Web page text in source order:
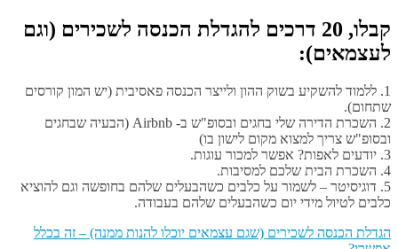
קבלו, 20 דרכים להגדלת הכנסה לשכירים (וגם
לעצמאים):
1. ללמוד להשקיע בשוק ההון ולייצר הכנסה פאסיבית (יש המון קורסים
שתחום).
2. השכרת הדירה שלי בחגים ובסופ"ש ב- Airbnb (הבעיה שבחגים
ובסופ"ש צריך למצוא מקום לישון בו)
3. יודעים לאפות? אפשר למכור עוגות.
4. השכרת הבית שלכם למסיבות.
5. דוגיסיטר – לשמור על כלבים כשהבעלים שלהם בחופשה וגם להוציא
כלבים לטיול מידי יום כשהבעלים שלהם בעבודה.